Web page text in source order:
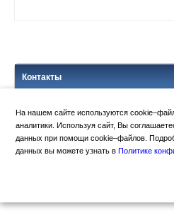
Контакты
Политика
Москва,
На нашем сайте используются
аналитики. Используя сайт, Вы
данных при помощи cookie–файлов.
данных вы можете узнать вПолитике